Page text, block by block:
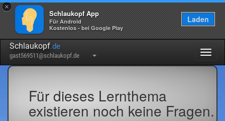
×
Schlaukopf App
Für Android
Kostenlos - bei Google Play
Laden
Schlaukopf.de
gast569511@schlaukopf.de
Für dieses Lernthema
existieren noch keine Fragen.